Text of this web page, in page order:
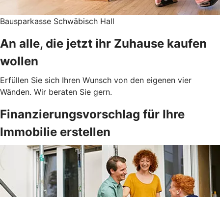
Bausparkasse Schwäbisch Hall
An alle, die jetzt ihr Zuhause kaufen
wollen
Erfüllen Sie sich Ihren Wunsch von den eigenen vier
Wänden. Wir beraten Sie gern.
Finanzierungsvorschlag für Ihre
Immobilie erstellen